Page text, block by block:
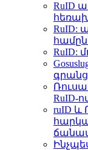
RuID
RuID:
RuID:
RuID-
ruID և